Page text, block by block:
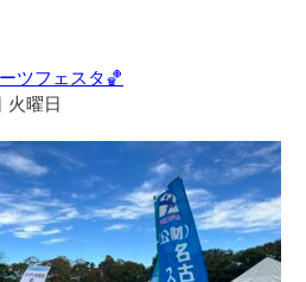
ツフェスタ🏀
火曜日